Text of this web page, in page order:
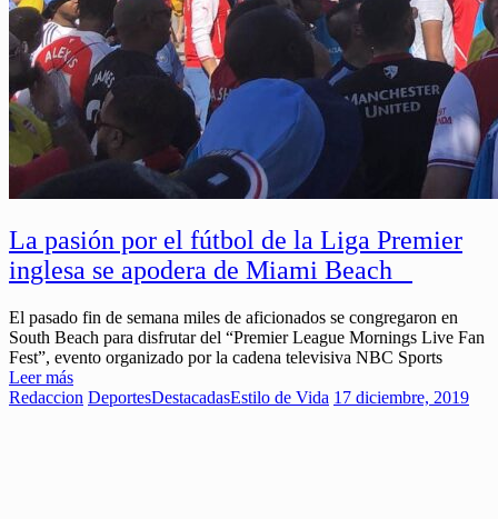
La pasión por el fútbol de la Liga Premier
inglesa se apodera de Miami Beach
El pasado fin de semana miles de aficionados se congregaron en
South Beach para disfrutar del “Premier League Mornings Live Fan
Fest”, evento organizado por la cadena televisiva NBC Sports
Leer más
Redaccion DeportesDestacadasEstilo de Vida 17 diciembre, 2019